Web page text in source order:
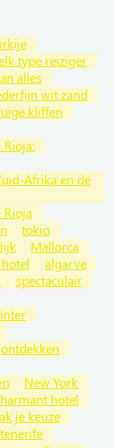
type reiziger
alles
wit zand
kliffen
Afrika en de
Rioja
tokio
Mallorca
algarve
spectaculair
ontdekken
New York
hotel
je keuze
tenerife